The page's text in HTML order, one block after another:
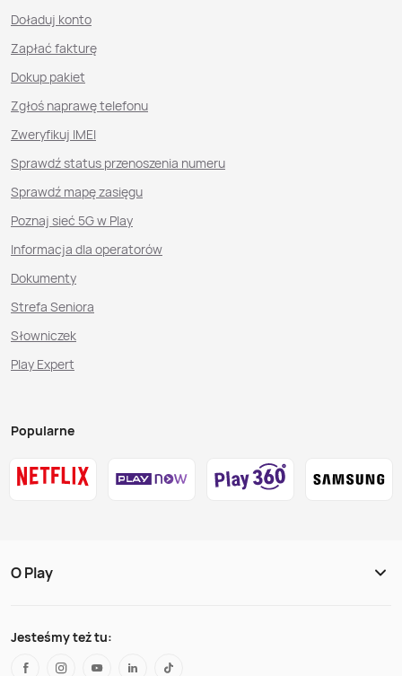
Doładuj konto
Zapłać fakturę
Dokup pakiet
Zgłoś naprawę telefonu
Zweryfikuj IMEI
Sprawdź status przenoszenia numeru
Sprawdź mapę zasięgu
Poznaj sieć 5G w Play
Informacja dla operatorów
Dokumenty
Strefa Seniora
Słowniczek
Play Expert
Popularne
O Play
Jesteśmy też tu: